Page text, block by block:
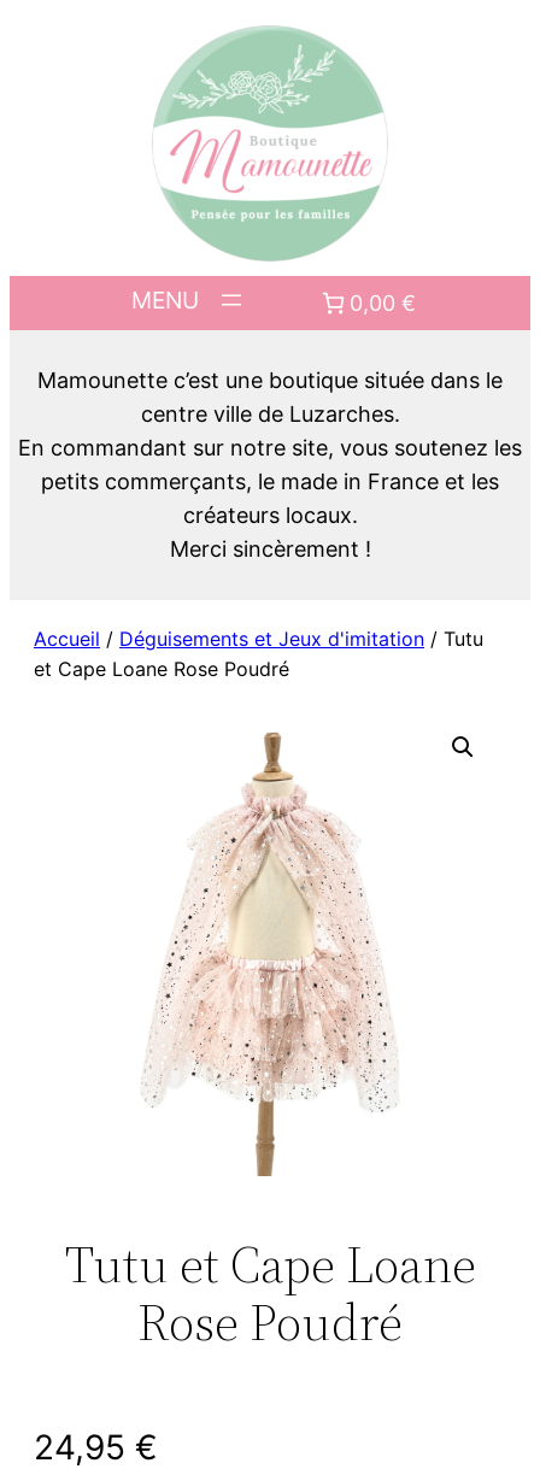
0,00 €
Mamounette c’est une boutique située dans le
centre ville de Luzarches.
En commandant sur notre site, vous soutenez les
petits commerçants, le made in France et les
créateurs locaux.
Merci sincèrement !
Accueil / Déguisements et Jeux d'imitation / Tutu
et Cape Loane Rose Poudré
Tutu et Cape Loane
Rose Poudré
24,95 €